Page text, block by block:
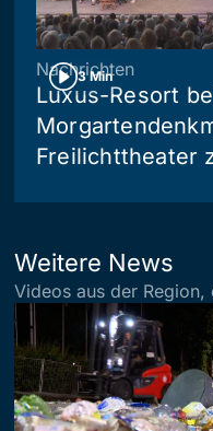
3 Min
Nachrichten
Luxus-Resort
Freilichttheater
Weitere News
Videos aus der